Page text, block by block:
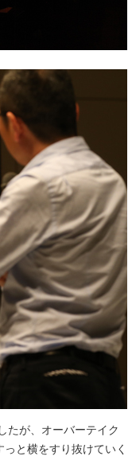
たが、オーバーテイク
と横をすり抜けていく